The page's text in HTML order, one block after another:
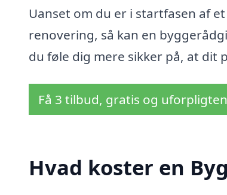
Uanset om du er i startfasen af
renovering, så kan en
du føle dig mere sikker på, at
Få 3 tilbud, gratis og
Hvad koster en